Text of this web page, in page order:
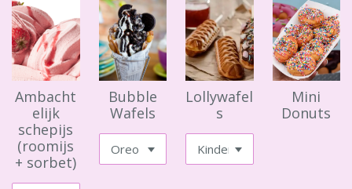
Ambacht
elijk
schepijs
(roomijs
+ sorbet)
Bubble
Wafels
Lollywafel
s
Mini
Donuts